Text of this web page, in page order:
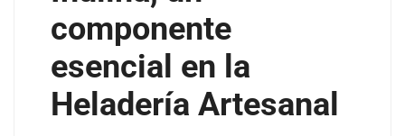
componente
esencial en la
Heladería Artesanal